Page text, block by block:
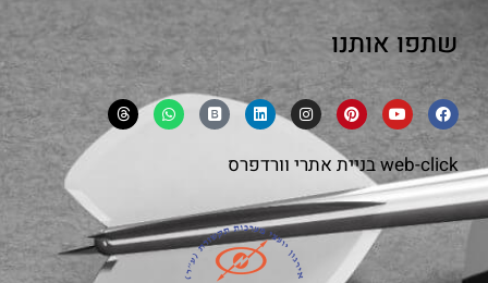
שתפו אותנו
web-clickבניית אתרי וורדפרס